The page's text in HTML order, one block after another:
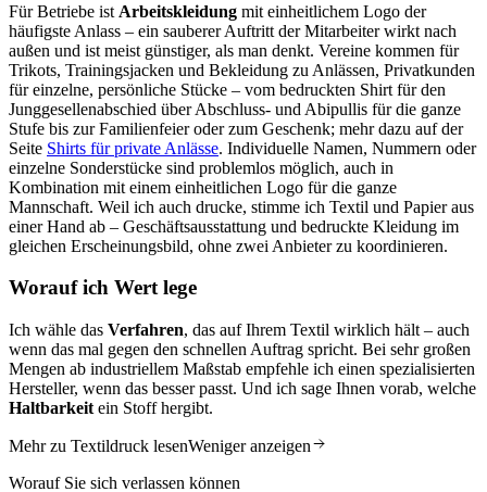
Für Betriebe ist Arbeitskleidung mit einheitlichem Logo der
häufigste Anlass – ein sauberer Auftritt der Mitarbeiter wirkt nach
außen und ist meist günstiger, als man denkt. Vereine kommen für
Trikots, Trainingsjacken und Bekleidung zu Anlässen, Privatkunden
für einzelne, persönliche Stücke – vom bedruckten Shirt für den
Junggesellenabschied über Abschluss- und Abipullis für die ganze
Stufe bis zur Familienfeier oder zum Geschenk; mehr dazu auf der
Seite Shirts für private Anlässe. Individuelle Namen, Nummern oder
einzelne Sonderstücke sind problemlos möglich, auch in
Kombination mit einem einheitlichen Logo für die ganze
Mannschaft. Weil ich auch drucke, stimme ich Textil und Papier aus
einer Hand ab – Geschäftsausstattung und bedruckte Kleidung im
gleichen Erscheinungsbild, ohne zwei Anbieter zu koordinieren.
Worauf ich Wert lege
Ich wähle das Verfahren, das auf Ihrem Textil wirklich hält – auch
wenn das mal gegen den schnellen Auftrag spricht. Bei sehr großen
Mengen ab industriellem Maßstab empfehle ich einen spezialisierten
Hersteller, wenn das besser passt. Und ich sage Ihnen vorab, welche
Haltbarkeit ein Stoff hergibt.
Mehr zu Textildruck lesenWeniger anzeigen
Worauf Sie sich verlassen können